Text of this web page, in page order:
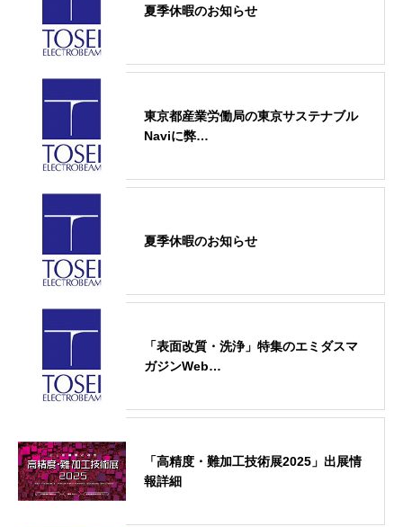
夏季休暇のお知らせ
東京都産業労働局の東京サステナブル
Naviに弊…
夏季休暇のお知らせ
「表面改質・洗浄」特集のエミダスマ
ガジンWeb…
「高精度・難加工技術展2025」出展情
報詳細